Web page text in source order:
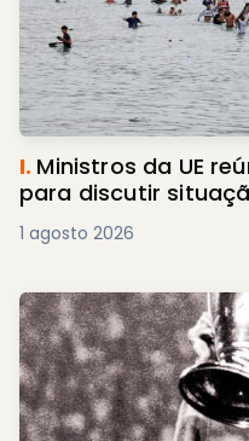
I. Ministros da UE
para discutir
1 agosto 2026